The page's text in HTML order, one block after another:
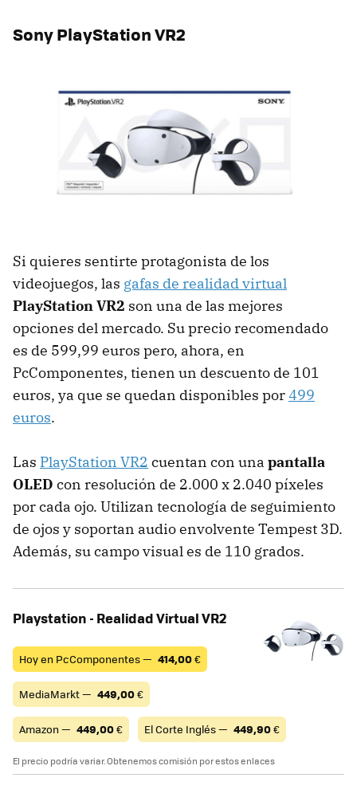
Sony PlayStation VR2
Si quieres sentirte protagonista de los
videojuegos, las gafas de realidad virtual
PlayStation VR2 son una de las mejores
opciones del mercado. Su precio recomendado
es de 599,99 euros pero, ahora, en
PcComponentes, tienen un descuento de 101
euros, ya que se quedan disponibles por499
euros.
Las PlayStation VR2 cuentan con una pantalla
OLED con resolución de 2.000 x 2.040 píxeles
por cada ojo. Utilizan tecnología de seguimiento
de ojos y soportan audio envolvente Tempest 3D.
Además, su campo visual es de 110 grados.
Playstation - Realidad Virtual VR2
Hoy en PcComponentes — 414,00€
MediaMarkt — 449,00€
Amazon — 449,00€ El Corte Inglés — 449,90€
El precio podría variar. Obtenemos comisión por estos enlaces